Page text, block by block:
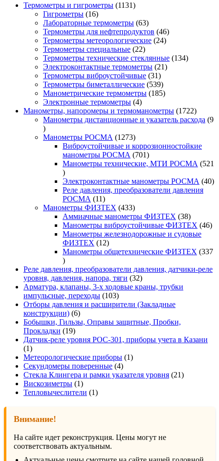
Термометры и гигрометры 11311131
Гигрометры 1616
товаров
Лабораторные термометры 6363
товара
Термометры для нефтепродуктов 4646
Термометры метеорологические 2424
Термометры специальные 2222
товара
Термометры технические стеклянные 134134
Электроконтактные термометры 2121
Термометры виброустойчивые 3131
товар
Термометры биметаллические 539539
товаров
Манометрические термометры 185185
Электронные термометры 44
товара
Манометры, напоромеры и термоманометры 17221722
товара
Манометры дистанционные и указатель расхода 9
9
товаров
Манометры РОСМА 12731273
товара
Виброустойчивые и коррозионностойкие
манометры РОСМА
701701
товар
Манометры технические, МТИ РОСМА
521
521
товар
Электроконтактные манометры РОСМА 4040
Реле давления, преобразователи давления
РОСМА
1111
товаров
Манометры ФИЗТЕХ 433433
товара
Аммиачные манометры ФИЗТЕХ 3838
товаров
Манометры виброустойчивые ФИЗТЕХ 4646
Манометры железнодорожные и судовые
ФИЗТЕХ
1212
товаров
Манометры общетехнические ФИЗТЕХ 337
337
товаров
Реле давления, преобразователи давления, датчики-реле
уровня, давления, напора, тяги 3232
товара
Арматура, клапаны, 3-х ходовые краны, трубки
импульсные, переходы 103103
товара
Отборы давления и расширители (Закладные
конструкции) 66
товаров
Бобышки, Гильзы, Оправы защитные, Пробки,
Прокладки
1919
товаров
Датчик-реле уровня РОС-301, приборы учета в Казани
11
товар
Метеорологические приборы 11
Секундомеры поверенные 44
товара
Стекла Клингера и рамки указателя уровня 2121
Вискозиметры 11
товар
Тепловычеслители 11
Внимание!
На сайте идет реконструкция. Цены могут не
соответствовать актуальным.